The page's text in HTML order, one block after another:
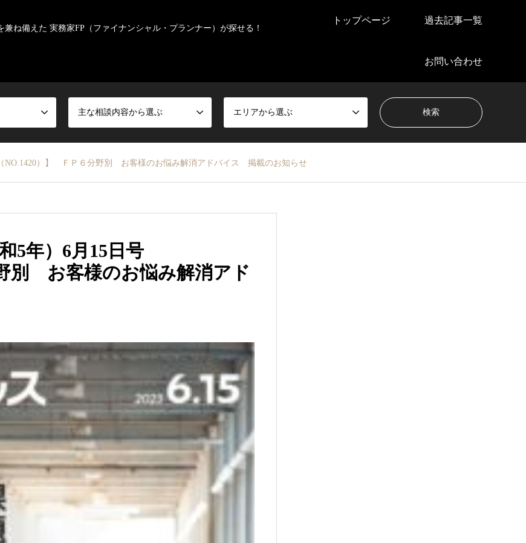
兼ね備えた 実務家FP（ファイナンシャル・プランナー）が探せる！
トップページ 過去記事一覧
お問い合わせ
主な相談内容から選ぶ エリアから選ぶ
NO.1420）】 ＦＰ６分野別 お客様のお悩み解消アドバイス 掲載のお知らせ
5年）6月15日号
別 お客様のお悩み解消アド